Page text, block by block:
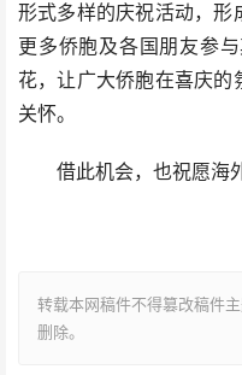
形式多样的庆祝活动，形
更多侨胞及各国朋友参
花，让广大侨胞在喜庆
关怀。
借此机会，也祝愿海外
转载本网稿件不得篡改稿件
删除。